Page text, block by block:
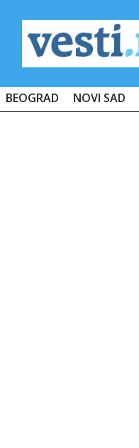
BEOGRAD NOVI SAD